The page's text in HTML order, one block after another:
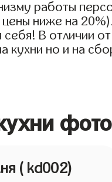
работы
цены ниже на
себя! В
кухни но и на
( kd002)